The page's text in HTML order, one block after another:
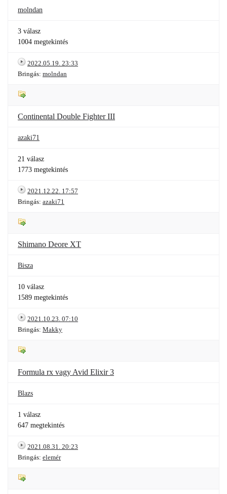
molndan
3 válasz
1004 megtekintés
2022.05.19. 23:33
Bringás: molndan
Continental Double Fighter III
azaki71
21 válasz
1773 megtekintés
2021.12.22. 17:57
Bringás: azaki71
Shimano Deore XT
Bisza
10 válasz
1589 megtekintés
2021.10.23. 07:10
Bringás: Makky
Formula rx vagy Avid Elixir 3
Blazs
1 válasz
647 megtekintés
2021.08.31. 20:23
Bringás: elemér